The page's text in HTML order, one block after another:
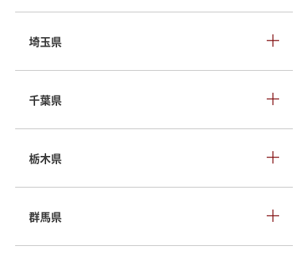
埼玉県
千葉県
栃木県
群馬県